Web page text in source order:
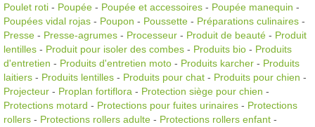
Poulet roti - Poupée - Poupée et accessoires - Poupée manequin -
Poupées vidal rojas - Poupon - Poussette - Préparations culinaires -
Presse - Presse-agrumes - Processeur - Produit de beauté - Produit
lentilles - Produit pour isoler des combes - Produits bio - Produits
d'entretien - Produits d'entretien moto - Produits karcher - Produits
laitiers - Produits lentilles - Produits pour chat - Produits pour chien -
Projecteur - Proplan fortiflora - Protection siège pour chien -
Protections motard - Protections pour fuites urinaires - Protections
rollers - Protections rollers adulte - Protections rollers enfant -